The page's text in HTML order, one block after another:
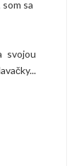
sa
svojou